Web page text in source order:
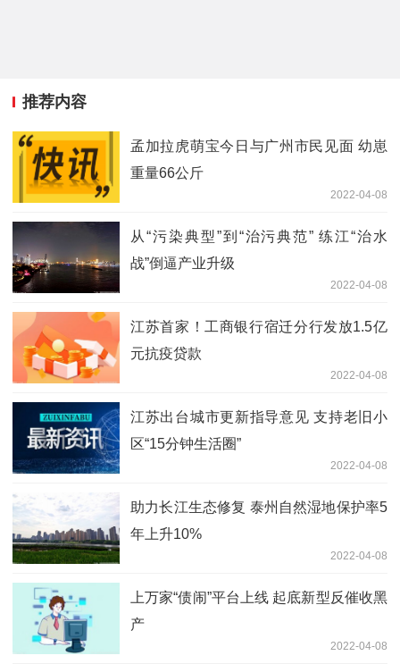
推荐内容
孟加拉虎萌宝今日与广州市民见面 幼崽
重量66公斤
2022-04-08
从“污染典型”到“治污典范” 练江“治水
战”倒逼产业升级
2022-04-08
江苏首家！工商银行宿迁分行发放1.5亿
元抗疫贷款
2022-04-08
江苏出台城市更新指导意见 支持老旧小
区“15分钟生活圈”
2022-04-08
助力长江生态修复 泰州自然湿地保护率5
年上升10%
2022-04-08
上万家“债闹”平台上线 起底新型反催收黑
产
2022-04-08